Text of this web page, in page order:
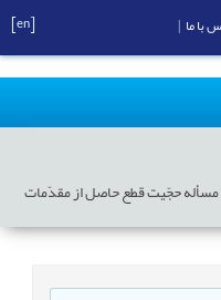
مسأله حجّیت قطع حاصل از مقدّمات
با ما